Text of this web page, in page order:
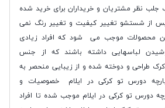
جلب نظر مشتریان و خریداران برای خرید شده
از شستشو تغییر کیفیت و تغییر رنگ نمی
محصولات موجب می شود که افراد زیادی
لباسهایی داشته باشند که از جنس
طراحی و دوخته شده و از زیبایی منحصر به
دورس تو کرکی در ایلام خصوصیات و
دورس تو کرکی در ایلام موجب شده تا افراد